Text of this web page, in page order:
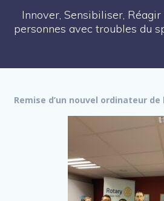
Innover, Sensibiliser,
personnes avec troubles du
Remise d’un nouvel ordinateur